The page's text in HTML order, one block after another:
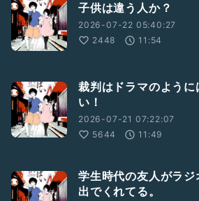
子供は違う人か？
2026-07-22 05:40:27
2448
11:54
裁判はドラマのように
い！
2026-07-21 07:22:07
5644
11:49
学生時代の友人がラジ
出でくれてる。